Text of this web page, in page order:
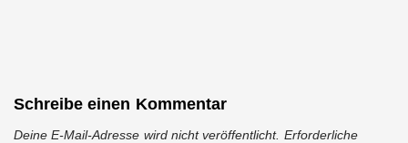
Schreibe einen Kommentar
Deine E-Mail-Adresse wird nicht veröffentlicht. Erforderliche